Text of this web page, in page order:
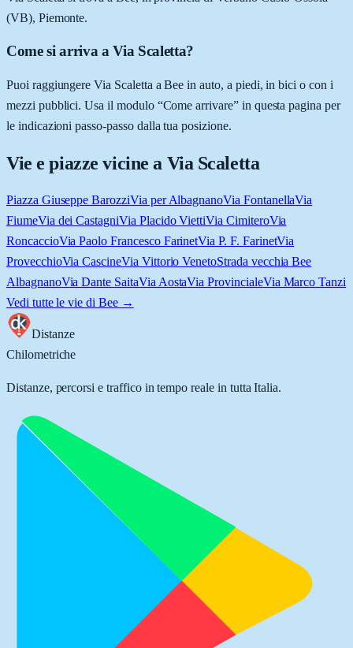
(VB), Piemonte.
Come si arriva a Via Scaletta?
Puoi raggiungere Via Scaletta a Bee in auto, a piedi, in bici o con i
mezzi pubblici. Usa il modulo “Come arrivare” in questa pagina per
le indicazioni passo-passo dalla tua posizione.
Vie e piazze vicine a Via Scaletta
Piazza Giuseppe BarozziVia per AlbagnanoVia FontanellaVia
FiumeVia dei CastagniVia Placido ViettiVia CimiteroVia
RoncaccioVia Paolo Francesco FarinetVia P. F. FarinetVia
ProvecchioVia CascineVia Vittorio VenetoStrada vecchia Bee
AlbagnanoVia Dante SaitaVia AostaVia ProvincialeVia Marco Tanzi
Vedi tutte le vie di Bee→
Distanze
Chilometriche
Distanze, percorsi e traffico in tempo reale in tutta Italia.